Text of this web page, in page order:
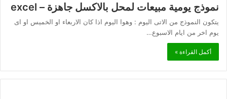
نموذج يومية مبيعات لمحل بالاكسل جاهزة – excel
يتكون النموذج من الاتى اليوم : وهوا اليوم اذا كان الاربعاء او الخميس او اى
يوم اخر من ايام الاسبوع…
أكمل القراءة »